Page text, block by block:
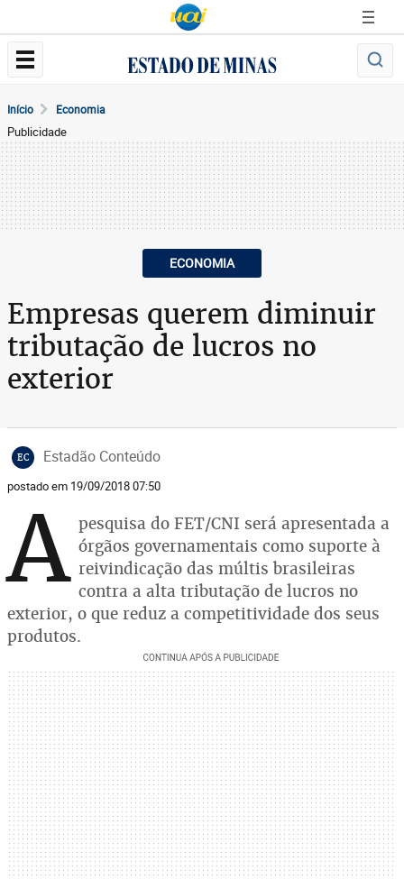
Início Economia
Publicidade
ECONOMIA
Empresas querem diminuir
tributação de lucros no
exterior
EC Estadão Conteúdo
postado em 19/09/2018 07:50
A pesquisa do FET/CNI será apresentada a
órgãos governamentais como suporte à
reivindicação das múltis brasileiras
contra a alta tributação de lucros no
exterior, o que reduz a competitividade dos seus
produtos.